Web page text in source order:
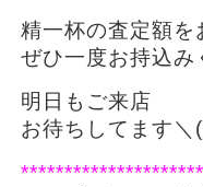
精一杯の査定額を
ぜひ一度お持込み
明日もご来店
お待ちしてます＼